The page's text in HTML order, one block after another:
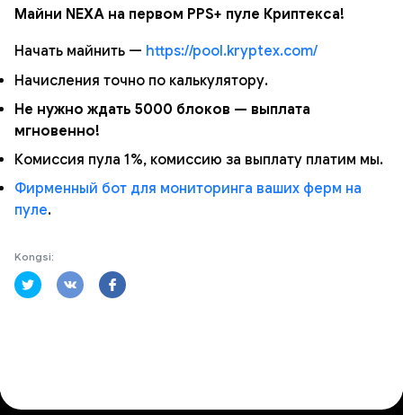
Майни NEXA на первом PPS+ пуле Криптекса!
Начать майнить — https://pool.kryptex.com/
Начисления точно по калькулятору.
Не нужно ждать 5000 блоков — выплата
мгновенно!
Комиссия пула 1%, комиссию за выплату платим мы.
Фирменный бот для мониторинга ваших ферм на
пуле.
Kongsi: